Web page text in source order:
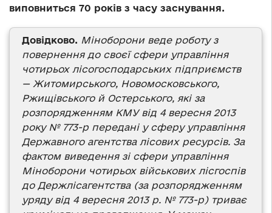
виповниться 70 років з часу заснування.
Довідково. Міноборони веде роботу з
повернення до своєї сфери управління
чотирьох лісогосподарських підприємств
— Житомирського, Новомосковського,
Ржищівського й Остерського, які за
розпорядженням КМУ від 4 вересня 2013
року № 773-р передані у сферу управління
Державного агентства лісових ресурсів. За
фактом виведення зі сфери управління
Міноборони чотирьох військових лісгоспів
до Держлісагентства (за розпорядженням
уряду від 4 вересня 2013 р. № 773-р) триває